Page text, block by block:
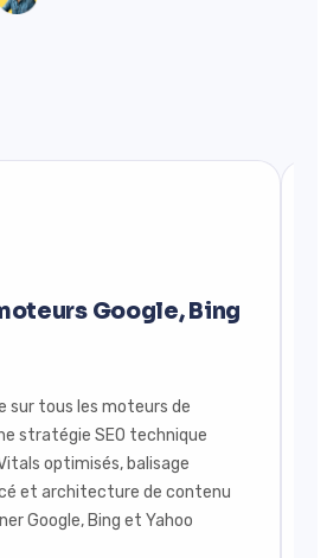
Google, Bing
sur tous les moteurs de
stratégie SEO technique
optimisés, balisage
et architecture de contenu
Google, Bing et Yahoo